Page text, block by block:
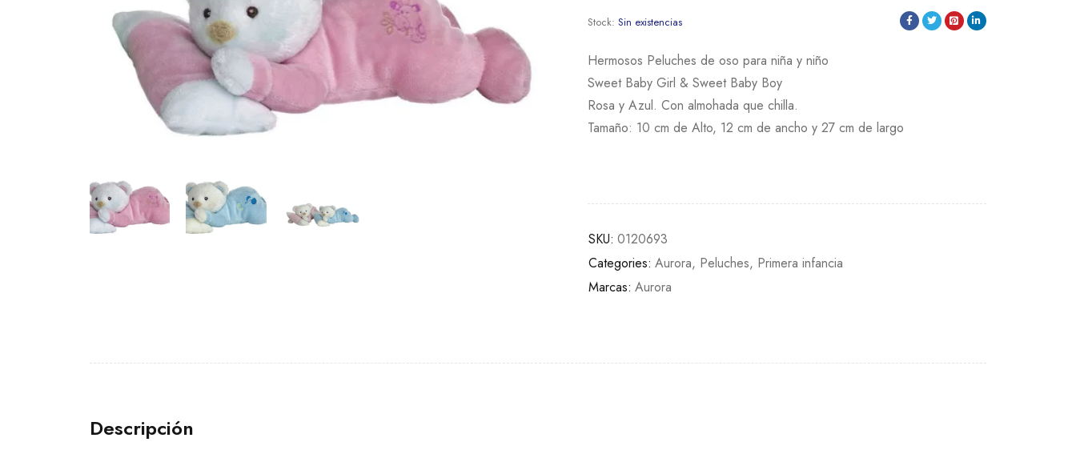
Stock: Sin existencias
Hermosos Peluches de oso para niña y niño
Sweet Baby Girl & Sweet Baby Boy
Rosa y Azul. Con almohada que chilla.
Tamaño: 10 cm de Alto, 12 cm de ancho y 27 cm de largo
SKU: 0120693
Categories: Aurora, Peluches, Primera infancia
Marcas: Aurora
Descripción